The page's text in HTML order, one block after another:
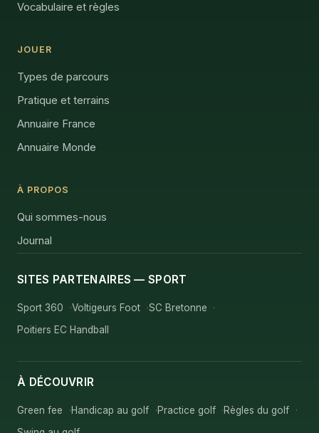
Vocabulaire et règles
JOUER
Types de parcours
Pratique et terrains
Annuaire France
Annuaire Monde
À PROPOS
Qui sommes-nous
Journal
SITES PARTENAIRES — SPORT
Sport 360 Voltigeurs Foot
SC Bretonne
Poitiers EC Handball
À DÉCOUVRIR
Green fee Handicap au golf Practice golf
Règles du golf